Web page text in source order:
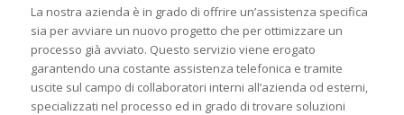
La nostra azienda è in grado di offrire un’assistenza specifica
sia per avviare un nuovo progetto che per ottimizzare un
processo già avviato. Questo servizio viene erogato
garantendo una costante assistenza telefonica e tramite
uscite sul campo di collaboratori interni all’azienda od esterni,
specializzati nel processo ed in grado di trovare soluzioni